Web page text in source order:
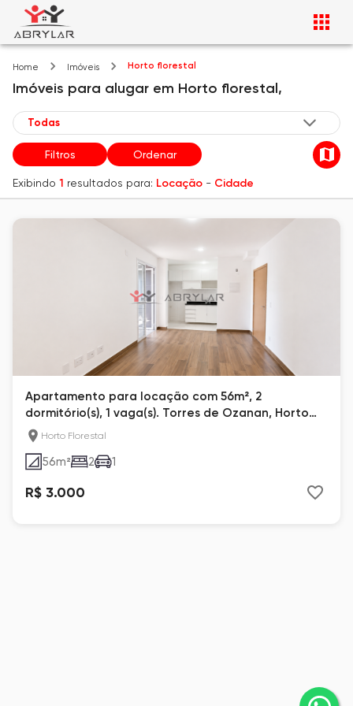
Home Imóveis Horto florestal
Imóveis para alugar em Horto florestal,
Filtros Ordenar
Exibindo 1 resultados para: Locação - Cidade
Apartamento para locação com 56m², 2
dormitório(s), 1 vaga(s). Torres de Ozanan, Horto
Florestal, Jundiaí
Horto Florestal
56m² 2 1
R$ 3.000